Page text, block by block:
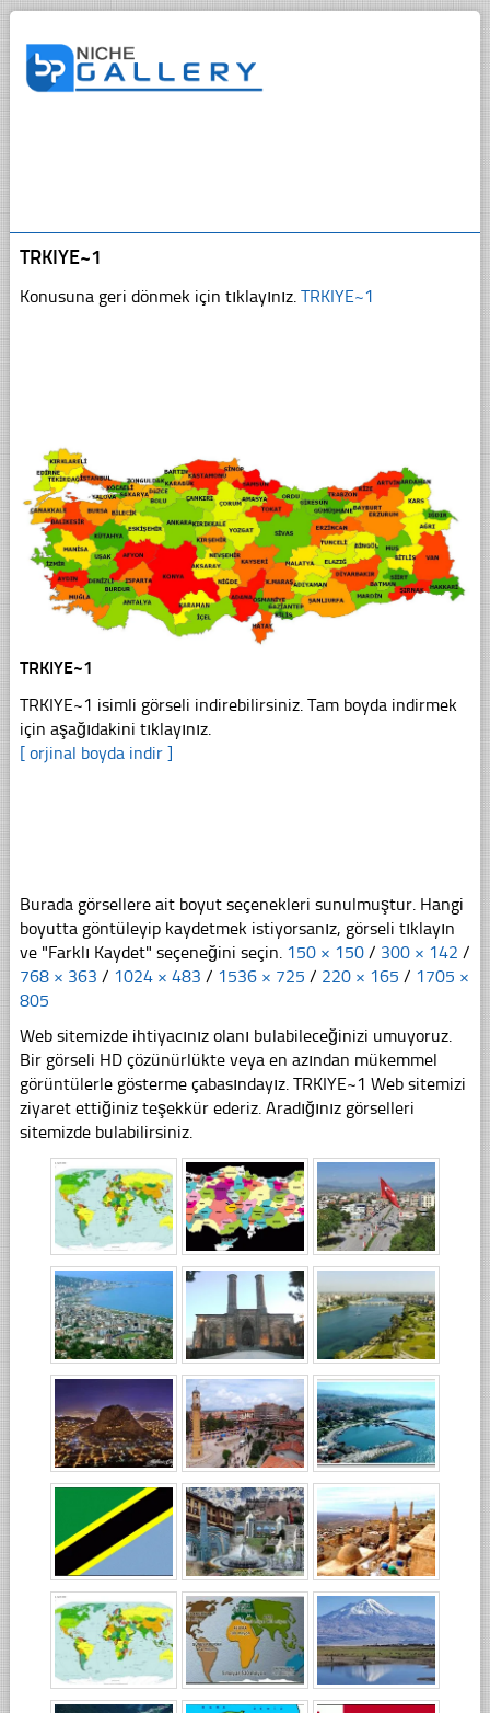
TRKIYE~1
Konusuna geri dönmek için tıklayınız. TRKIYE~1
TRKIYE~1
TRKIYE~1 isimli görseli indirebilirsiniz. Tam boyda indirmek
için aşağıdakini tıklayınız.
[ orjinal boyda indir ]
Burada görsellere ait boyut seçenekleri sunulmuştur. Hangi
boyutta göntüleyip kaydetmek istiyorsanız, görseli tıklayın
ve "Farklı Kaydet" seçeneğini seçin. 150 × 150 / 300 × 142 /
768 × 363 / 1024 × 483 / 1536 × 725 / 220 × 165 / 1705 ×
805
Web sitemizde ihtiyacınız olanı bulabileceğinizi umuyoruz.
Bir görseli HD çözünürlükte veya en azından mükemmel
görüntülerle gösterme çabasındayız. TRKIYE~1 Web sitemizi
ziyaret ettiğiniz teşekkür ederiz. Aradığınız görselleri
sitemizde bulabilirsiniz.